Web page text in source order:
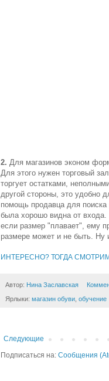
2. Для магазинов эконом
Для этого нужен торговый
торгует остатками,
другой стороны, это удобно
помощь продавца для поиска
была хорошо видна от входа.
если размер "плавает", ему
размере может и не быть. Ну
ИНТЕРЕСНО? ТОГДА СМОТРИМ
Автор: Нина Заславская
Ярлыки: магазин обуви обучение
Следующие
Подписаться на: Сообщения